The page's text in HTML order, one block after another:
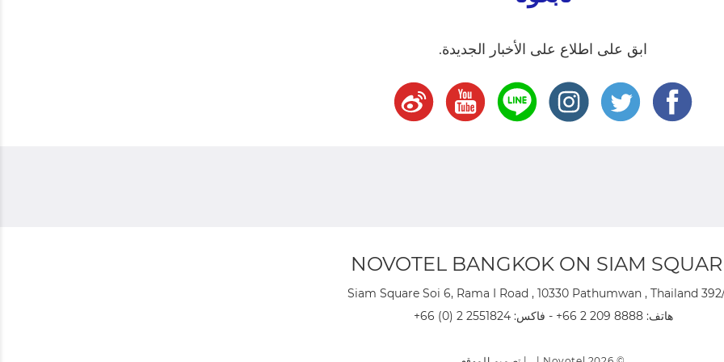
ابق على اطلاع على الأخبار الجديدة.
NOVOTEL BANGKOK ON SIAM
392/44 Siam Square Soi 6, Rama I
هاتف:+66 2 209 8888 - فاكس:+66 (0) 2 2551824